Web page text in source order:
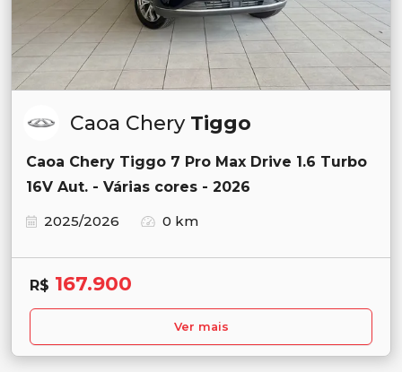
Caoa Chery Tiggo
Caoa Chery Tiggo 7 Pro Max Drive 1.6 Turbo
16V Aut. - Várias cores - 2026
2025/2026
0 km
R$ 167.900
Ver mais